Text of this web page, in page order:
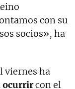
con su
socios», ha
viernes ha
ocurrircon el